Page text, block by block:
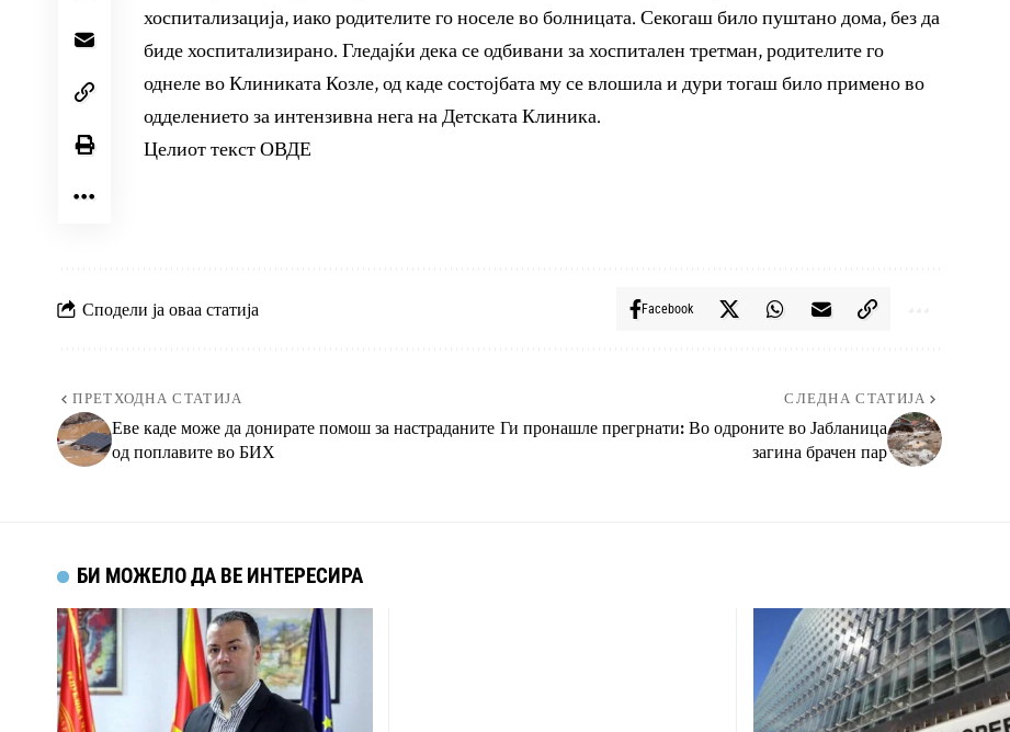
хоспитализација, иако родителите го носеле во болницата. Секогаш било пуштано дома, без да
биде хоспитализирано. Гледајќи дека се одбивани за хоспитален третман, родителите го
однеле во Клиниката Козле, од каде состојбата му се влошила и дури тогаш било примено во
одделението за интензивна нега на Детската Клиника.
Целиот текстОВДЕ
Сподели ја оваа статија Facebook
ПРЕТХОДНА СТАТИЈА
Еве каде може да донирате помош за настраданите
од поплавите во БИХ
СЛЕДНА СТАТИЈА
Ги пронашле прегрнати: Во одроните во Јабланица
загина брачен пар
БИ МОЖЕЛО ДА ВЕ ИНТЕРЕСИРА